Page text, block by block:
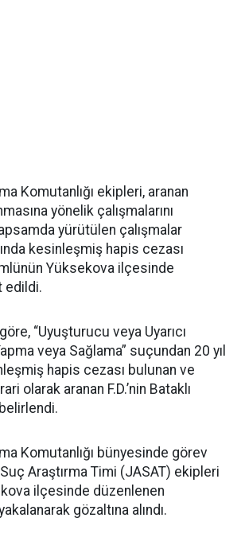
Komutanlığı ekipleri, aranan
yönelik çalışmalarını
yürütülen çalışmalar
kesinleşmiş hapis cezası
Yüksekova ilçesinde
edildi.
“Uyuşturucu veya Uyarıcı
veya Sağlama” suçundan 20 yıl
hapis cezası bulunan ve
olarak aranan F.D.’nin Bataklı
Komutanlığı bünyesinde görev
Araştırma Timi (JASAT) ekipleri
ilçesinde düzenlenen
gözaltına alındı.